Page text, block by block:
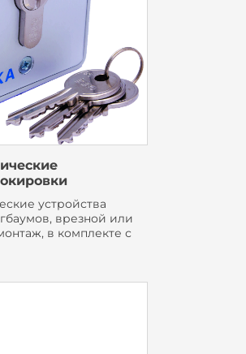
устройства
врезной или
в комплекте с